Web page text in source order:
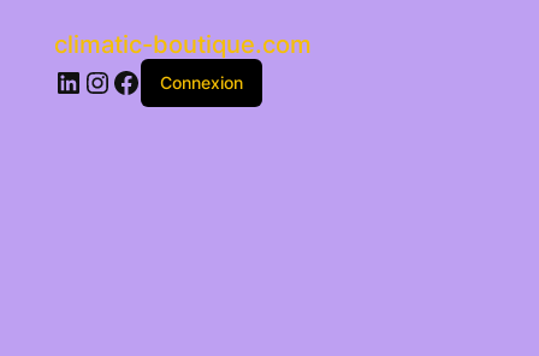
climatic-boutique.com
LinkedIn
Instagram
Facebook
Connexion